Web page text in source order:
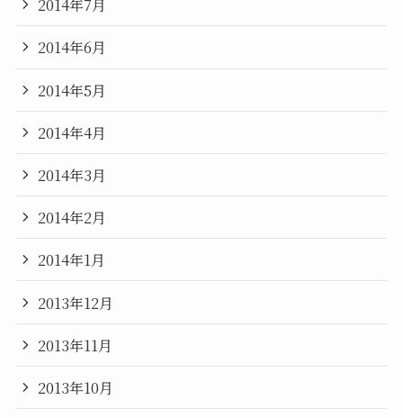
2014年7月
2014年6月
2014年5月
2014年4月
2014年3月
2014年2月
2014年1月
2013年12月
2013年11月
2013年10月